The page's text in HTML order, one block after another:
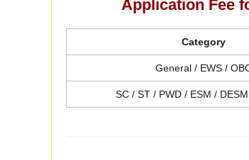
Application Fee
Category
General / EWS /
SC / ST / PWD / ESM /